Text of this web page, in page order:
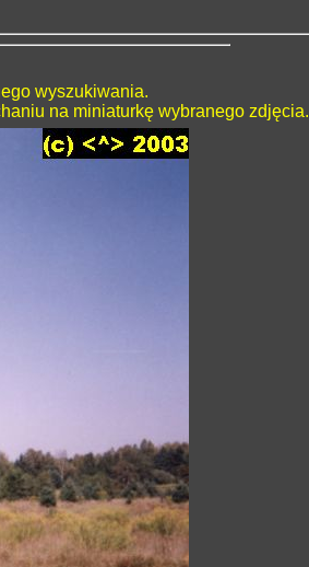
wyszukiwania.
na miniaturkę wybranego zdjęcia.